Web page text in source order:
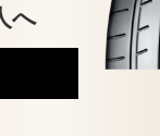
へ